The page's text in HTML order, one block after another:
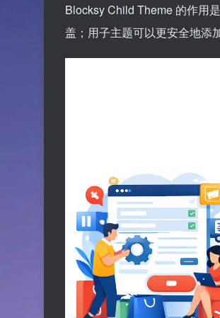
Blocksy Child Theme 的作用
盖；用子主题可以更安全地添